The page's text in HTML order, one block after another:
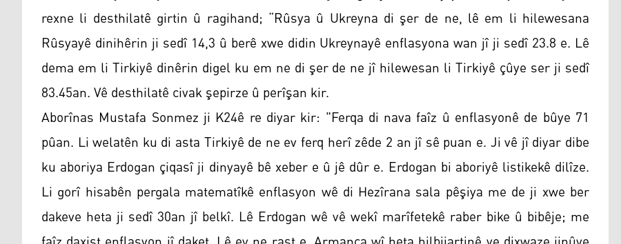
rexne li desthilatê girtin û ragihand; “Rûsya û Ukreyna di şer de ne, lê em li hilewesana
Rûsyayê dinihêrin ji sedî 14,3 û berê xwe didin Ukreynayê enflasyona wan jî ji sedî 23.8 e. Lê
dema em li Tirkiyê dinêrin digel ku em ne di şer de ne jî hilewesan li Tirkiyê çûye ser ji sedî
83.45an. Vê desthilatê civak şepirze û perîşan kir.
Aborînas Mustafa Sonmez ji K24ê re diyar kir: "Ferqa di nava faîz û enflasyonê de bûye 71
pûan. Li welatên ku di asta Tirkiyê de ne ev ferq herî zêde 2 an jî sê puan e. Ji vê jî diyar dibe
ku aboriya Erdogan çiqasî ji dinyayê bê xeber e û jê dûr e. Erdogan bi aboriyê listikekê dilîze.
Li gorî hisabên pergala matematîkê enflasyon wê di Hezîrana sala pêşiya me de ji xwe ber
dakeve heta ji sedî 30an jî belkî. Lê Erdogan wê vê wekî marîfetekê raber bike û bibêje; me